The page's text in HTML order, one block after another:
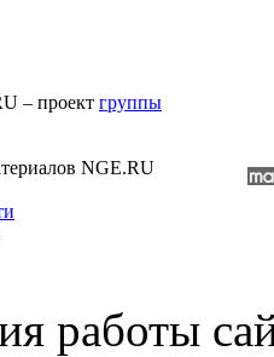
– проект группы
NGE.RU
работы